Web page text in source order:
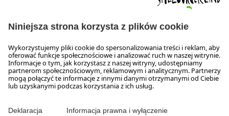
GODZINY OTWARCIA
Skontaktuj się z nami!